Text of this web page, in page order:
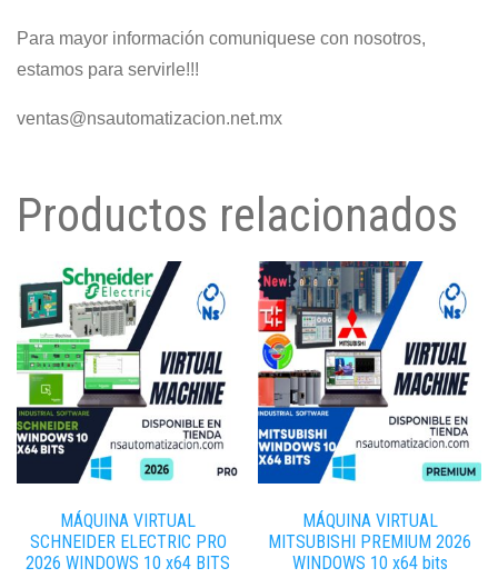
Para mayor información comuniquese con nosotros,
estamos para servirle!!!
ventas@nsautomatizacion.net.mx
Productos relacionados
MÁQUINA VIRTUAL
SCHNEIDER ELECTRIC PRO
2026 WINDOWS 10 x64 BITS
MÁQUINA VIRTUAL
MITSUBISHI PREMIUM 2026
WINDOWS 10 x64 bits